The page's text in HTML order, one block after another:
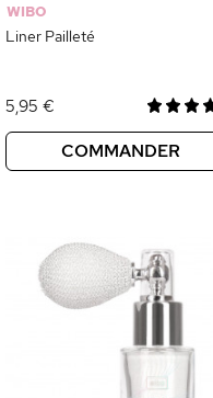
WIBO
Liner Pailleté
5,95 €
COMMANDER